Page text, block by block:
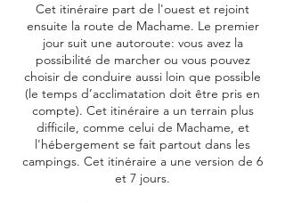
Cet itinéraire part de l'ouest et rejoint
ensuite la route de Machame. Le premier
jour suit une autoroute: vous avez la
possibilité de marcher ou vous pouvez
choisir de conduire aussi loin que possible
(le temps d’acclimatation doit être pris en
compte). Cet itinéraire a un terrain plus
difficile, comme celui de Machame, et
l'hébergement se fait partout dans les
campings. Cet itinéraire a une version de 6
et 7 jours.